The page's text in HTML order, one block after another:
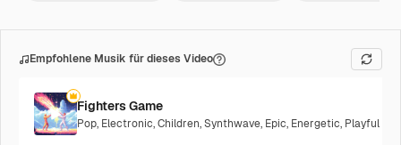
Empfohlene Musik für dieses Video
Fighters Game
Pop, Electronic,Children,Synthwave, Epic, Energetic, Playful